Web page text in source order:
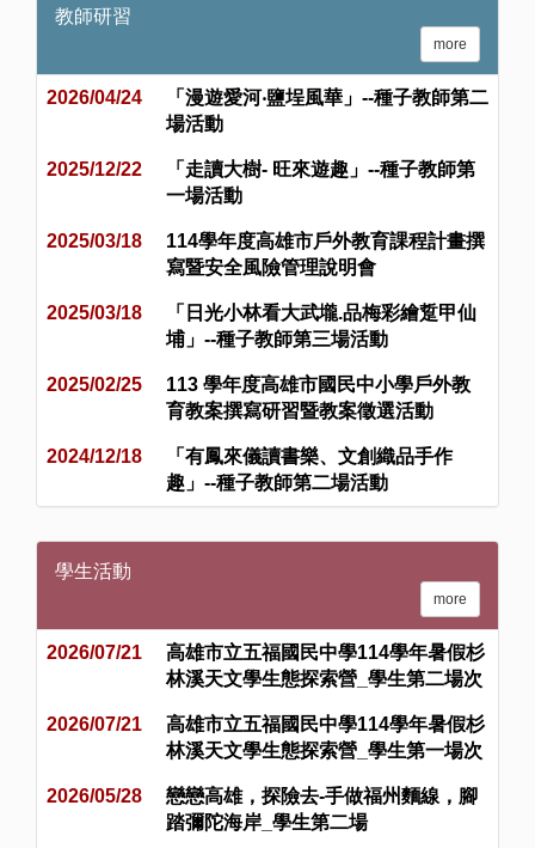
教師研習
more
2026/04/24
「漫遊愛河‧鹽埕風華」--種子教師第二
場活動
2025/12/22
「走讀大樹- 旺來遊趣」--種子教師第
一場活動
2025/03/18
114學年度高雄市戶外教育課程計畫撰
寫暨安全風險管理說明會
2025/03/18
「日光小林看大武壠.品梅彩繪踅甲仙
埔」--種子教師第三場活動
2025/02/25
113 學年度高雄市國民中小學戶外教
育教案撰寫研習暨教案徵選活動
2024/12/18
「有鳳來儀讀書樂、文創織品手作
趣」--種子教師第二場活動
學生活動
more
2026/07/21
高雄市立五福國民中學114學年暑假杉
林溪天文學生態探索營_學生第二場次
2026/07/21
高雄市立五福國民中學114學年暑假杉
林溪天文學生態探索營_學生第一場次
2026/05/28
戀戀高雄，探險去-手做福州麵線，腳
踏彌陀海岸_學生第二場